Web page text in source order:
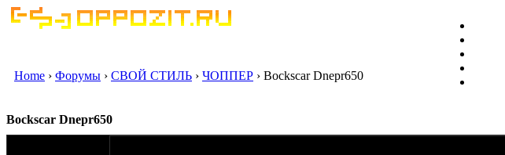
Home › Форумы › СВОЙ СТИЛЬ › ЧОППЕР › Bockscar Dnepr650
Bockscar Dnepr650